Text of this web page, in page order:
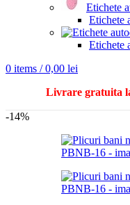
Etichete
Etichete
Etichete
0 items / 0,00 lei
Livrare gratuita
-14%